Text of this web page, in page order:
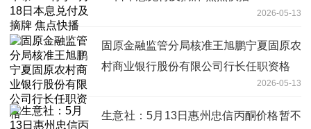
2026-05-13
固原金融监管分局核准王旭鹏宁夏固原农
村商业银行股份有限公司行长任职资格
2026-05-13
生意社：5月13日惠州忠信丙酮价格暂不